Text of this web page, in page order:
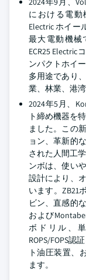
における電動
Electric ホイー
最大電動機械
ECR25 Electric
ンパクトホイ
多用途であり
業、林業、港
2024年5月、
ト締め機器を
ました。この
ョン、革新的
された人間工
ンボは、使い
設計により、
います。ZB21
ビン、直感的
および
ボドリル、
ROPS/FOPS
ト油圧装置、
ます。